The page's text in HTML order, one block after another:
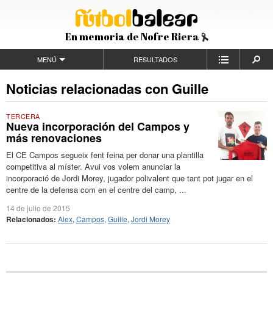
En memoria de Nofre Riera
MENÚ RESULTADOS
Noticias relacionadas con Guille
TERCERA
Nueva incorporación del Campos y
más renovaciones
El CE Campos segueix fent feina per donar una plantilla
competitiva al míster. Avui vos volem anunciar la
incorporació de Jordi Morey, jugador polivalent que tant pot jugar en el
centre de la defensa com en el centre del camp, ...
14 de julio de 2015
Relacionados: Alex, Campos, Guille, Jordi Morey